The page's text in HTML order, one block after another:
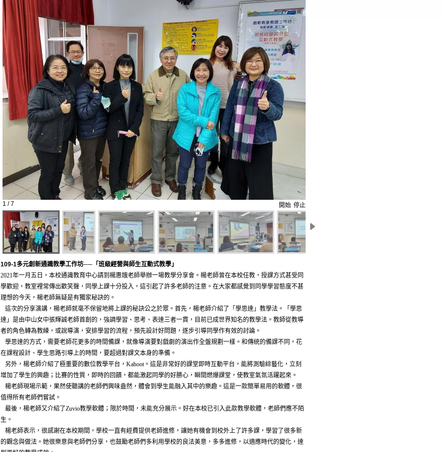
1 / 7 開始 停止
109-1多元創新通識教學工作坊──「班級經營與師生互動式教學」
2021年一月五日，本校通識教育中心請到楊惠娥老師舉辦一場教學分享會。楊老師曾在本校任教，授課方式甚受同
學歡迎，教室裡常傳出歡笑聲，同學上課十分投入，這引起了許多老師的注意。在大家都感覺到同學學習態度不甚
理想的今天，楊老師無疑是有獨家秘訣的。
這次的分享演講，楊老師就毫不保留地將上課的秘訣公之於眾。首先，楊老師介紹了「學思達」教學法。「學思
達」是由中山女中張輝誠老師首創的，強調學習、思考、表達三者一貫，目前已成世界知名的教學法。教師從教導
者的角色轉為教練，或說導演，安排學習的流程，預先設計好問題，逐步引導同學作有效的討論。
學思達的方式，需要老師花更多的時間備課，就像導演要對戲劇的演出作全盤規劃一樣。和傳統的備課不同，花
在課程設計、學生思路引導上的時間，要超過對課文本身的準備。
另外，楊老師介紹了極重要的數位教學平台，Kahoot。這是非常好的課堂即時互動平台，能將測驗綜藝化，立刻
增加了學生的興趣；比賽的性質，即時的回饋，都能激起同學的好勝心，瞬間燃爆課堂，使教室氣氛活躍起來。
楊老師現場示範，果然使聽講的老師們興味盎然，體會到學生能融入其中的樂趣。這是一款簡單易用的軟體，很
值得所有老師們嘗試。
最後，楊老師又介紹了Zuvio教學軟體；限於時間，未能充分展示。好在本校已引入此款教學軟體，老師們應不陌
生。
楊老師表示，很感謝在本校期間，學校一直有經費提供老師進修，讓她有機會到校外上了許多課，學習了很多新
的觀念與做法。她很樂意與老師們分享，也鼓勵老師們多利用學校的良法美意，多多進修，以適應時代的變化，達